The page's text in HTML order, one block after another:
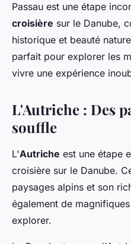
Passau est une étape
croisière sur le Danube,
historique et beauté
parfait pour explorer les
vivre une expérience
L'Autriche : Des
souffle
L'Autriche est une étape
croisière sur le Danube.
paysages alpins et son
également de
explorer.